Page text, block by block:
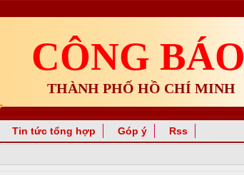
CÔNG BÁO
THÀNH PHỐ HỒ CHÍ MINH
Tin tức tổng hợp Góp ý Rss